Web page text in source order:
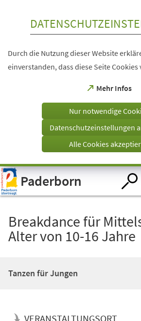
Visuelle
Assistenzsoftware
öffnen.
Durch die Nutzung dieser Website
einverstanden, dass diese Seite Cookies
Mehr Infos
(Öffnet
einem
Tab)
Nur notwendige
Datenschutzeinstellungen
Alle Cookies
Paderborn
Breakdance für
Alter von 10-16 Jahre
Tanzen für Jungen
VERANSTALTUNGSORT